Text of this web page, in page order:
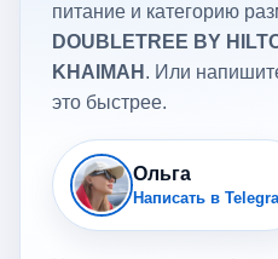
питание и категорию
DOUBLETREE BY
KHAIMAH . Или
это быстрее.
Ольга
Написать в